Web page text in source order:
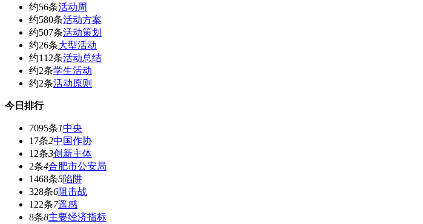
约56条活动周
约580条活动方案
约507条活动策划
约26条大型活动
约112条活动总结
约2条学生活动
约2条活动原则
今日排行
7095条1中央
17条2中国作协
12条3创新主体
2条4合肥市公安局
1468条5陷阱
328条6阻击战
122条7遥感
8条8主要经济指标